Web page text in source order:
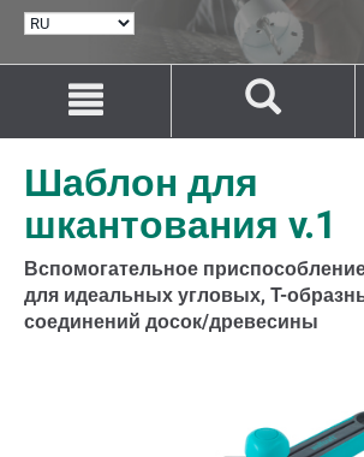
ВЫБРАТЬ
Перейти
содержанию
Перейти
навигации
Шаблон для
шкантования v.1
Вспомогательное
для идеальных угловых, T-
соединений досок/древесины